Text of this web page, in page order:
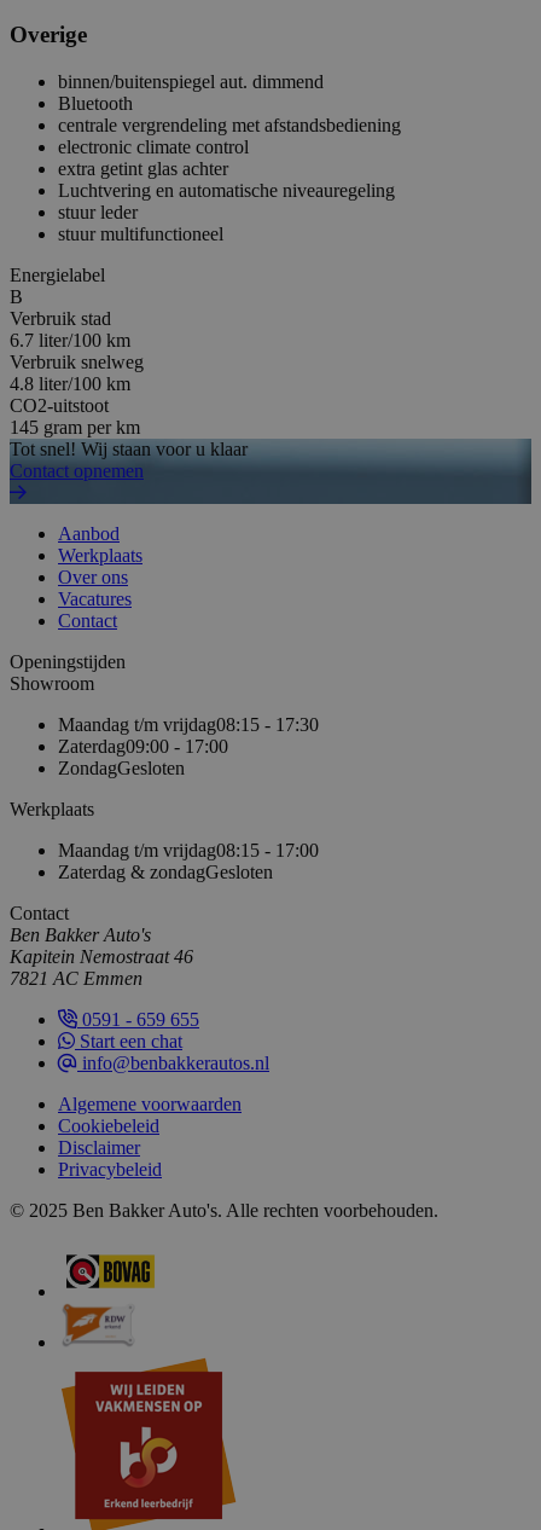
Overige
binnen/buitenspiegel aut. dimmend
Bluetooth
centrale vergrendeling met afstandsbediening
electronic climate control
extra getint glas achter
Luchtvering en automatische niveauregeling
stuur leder
stuur multifunctioneel
Energielabel
B
Verbruik stad
6.7 liter/100 km
Verbruik snelweg
4.8 liter/100 km
CO2-uitstoot
145 gram per km
Tot snel! Wij staan voor u klaar
Contact opnemen
Aanbod
Werkplaats
Over ons
Vacatures
Contact
Openingstijden
Showroom
Maandag t/m vrijdag08:15 - 17:30
Zaterdag09:00 - 17:00
ZondagGesloten
Werkplaats
Maandag t/m vrijdag08:15 - 17:00
Zaterdag & zondagGesloten
Contact
Ben Bakker Auto's
Kapitein Nemostraat 46
7821 AC Emmen
0591 - 659 655
Start een chat
info@benbakkerautos.nl
Algemene voorwaarden
Cookiebeleid
Disclaimer
Privacybeleid
© 2025 Ben Bakker Auto's. Alle rechten voorbehouden.